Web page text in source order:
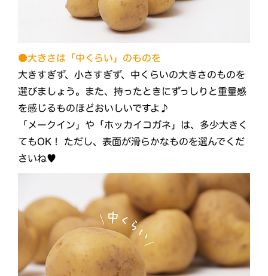
●大きさは「中くらい」のものを
大きすぎず、小さすぎず、中くらいの大きさのものを
選びましょう。また、持ったときにずっしりと重量感
を感じるものほどおいしいですよ♪
「メークイン」や「ホッカイコガネ」は、多少大きく
てもOK！ ただし、表面が滑らかなものを選んでくだ
さいね♥